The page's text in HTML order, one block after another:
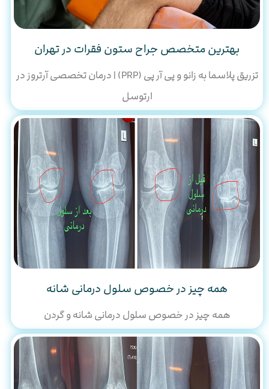
بهترین متخصص جراح ستون فقرات در تهران
تزریق پلاسما به زانو و پی آر پی (PRP) | درمان تخصصی آرتروز در
ارتوسل
همه چیز در خصوص سلول درمانی شانه
همه چیز در خصوص سلول درمانی شانه و گردن